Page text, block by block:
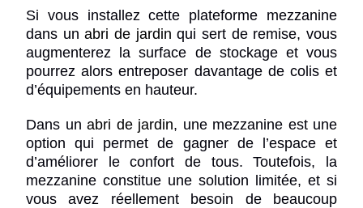
Si vous installez cette plateforme mezzanine
dans unabri de jardin qui sert de remise, vous
augmenterez la surface de stockage et vous
pourrez alors entreposer davantage de colis et
d’équipements en hauteur.
Dans un abri de jardin, une mezzanine est une
option qui permet de gagner de l’espace et
d’améliorer le confort de tous. Toutefois, la
mezzanine constitue une solution limitée, et si
vous avez réellement besoin de beaucoup